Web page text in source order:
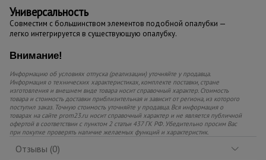
Универсальность
Совместим с большинством элементов подобной опалубки —
легко интегрируется в существующую опалубку.
Внимание!
Информацию об условиях отпуска (реализации) уточняйте у продавца.
Информация о технических характеристиках, комплекте поставки, стране
изготовления и внешнем виде товара носит справочный характер. Стоимость
товара и стоимость доставки приблизительная и зависит от региона, из которого
поступил заказ. Точную стоимость уточняйте у продавца. Вся информация о
товарах на сайте prom23.ru носит справочный характер и не является публичной
офертой в соответствии с пунктом 2 статьи 437 ГК РФ. Убедительно просим Вас
при покупке проверять наличие желаемых функций и характеристик.
Отзывы (0)